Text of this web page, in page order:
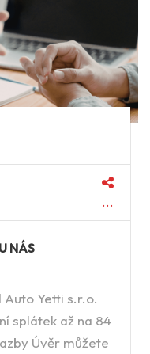
NÁS
Yetti s.r.o.
splátek až na 84
Úvěr můžete